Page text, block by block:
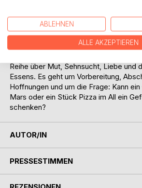
Rezepten und Kulturen treffen sie
die Rakete startet. Denn bevor die
sie ein Training absolvieren. Unter der
Andrea Corleone bereiten sie sich auf
Reihe über Mut, Sehnsucht, Liebe und
Essens. Es geht um Vorbereitung,
Hoffnungen und um die Frage: Kann
Mars oder ein Stück Pizza im All ein
schenken?
AUTOR/IN
PRESSESTIMMEN
ABLEHNEN
ALLE AKZEPTIEREN